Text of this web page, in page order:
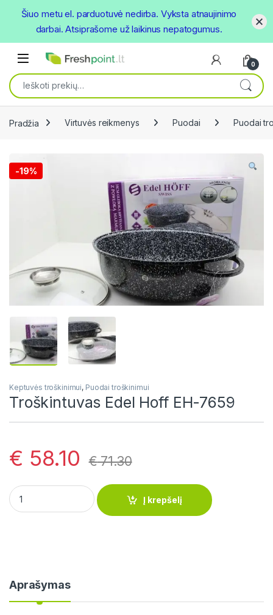
Open
0
Ieškoti:
Pradžia Virtuvės reikmenys Puodai Puodai
-19%
Keptuvės troškinimui, Puodai troškinimui
Troškintuvas Edel Hoff EH-7659
€ 58.10 €71.30
Troškintuvas Edel Hoff EH-7659 quantity
Į krepšelį
Aprašymas
Šiuo metu el. parduotuvė nedirba. Vyksta atnaujinimo
darbai. Atsiprašome už laikinus nepatogumus.